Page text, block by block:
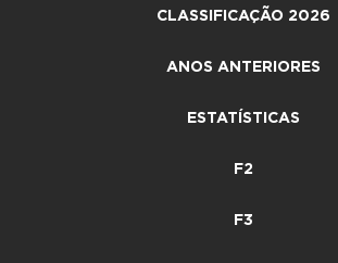
CLASSIFICAÇÃO 2026
ANOS ANTERIORES
ESTATÍSTICAS
F2
F3